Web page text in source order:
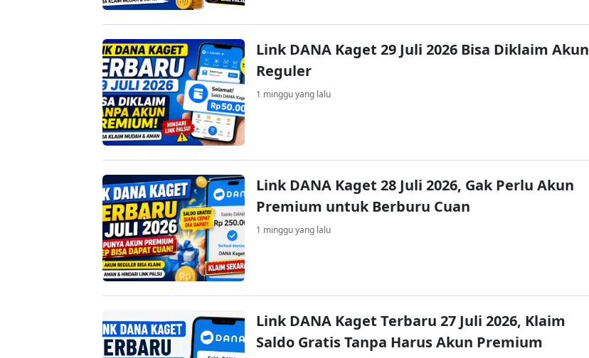
Link DANA Kaget 29 Juli 2026 Bisa Diklaim Akun
Reguler
1 minggu yang lalu
Link DANA Kaget 28 Juli 2026, Gak Perlu Akun
Premium untuk Berburu Cuan
1 minggu yang lalu
Link DANA Kaget Terbaru 27 Juli 2026, Klaim
Saldo Gratis Tanpa Harus Akun Premium